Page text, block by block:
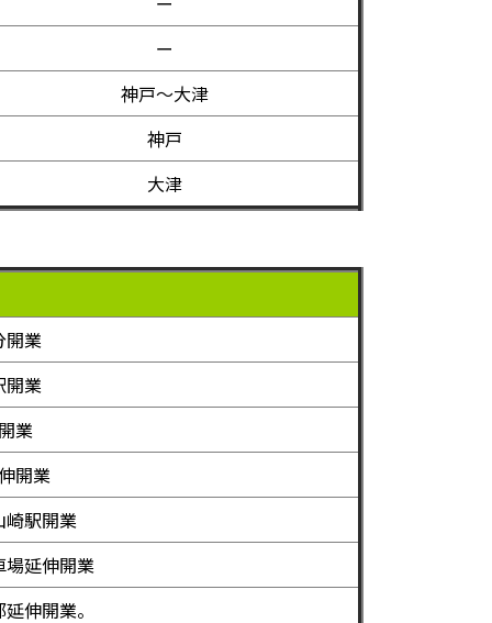
ー
神戸～大津
神戸
大津
開業
開業
業
開業
崎駅開業
場延伸開業
伸開業。